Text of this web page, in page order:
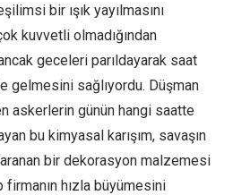
bir ışık yayılmasını
kuvvetli olmadığından
geceleri parıldayarak saat
gelmesini sağlıyordu. Düşman
askerlerin günün hangi saatte
bu kimyasal karışım, savaşın
bir dekorasyon malzemesi
hızla büyümesini